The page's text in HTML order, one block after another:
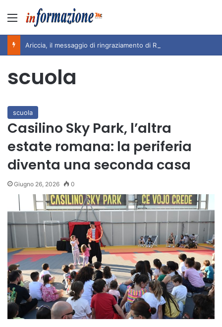
Menu
scuola
scuola
Casilino Sky Park, l’altra
estate romana: la periferia
diventa una seconda casa
Giugno 26, 2026 0